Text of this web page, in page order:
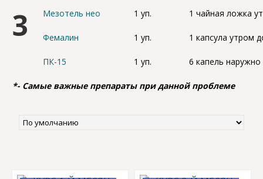
3 Мезотель нео 1 уп. 1 чайная ложка
Фемалин 1 уп. 1 капсула утром
ПК-15 1 уп. 6 капель наружно
*- Самые важные препараты при данной проблеме